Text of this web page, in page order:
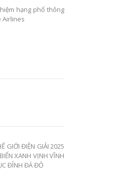
hạng phổ thông
Airlines
GIỚI ĐIỆN GIẢI 2025
XANH VỊNH VĨNH
ĐỈNH ĐÁ ĐỎ